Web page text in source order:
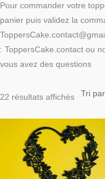
Pour commander votre
panier puis validez la
: ToppersCake.contact ou
vous avez des questions
22 résultats affichés